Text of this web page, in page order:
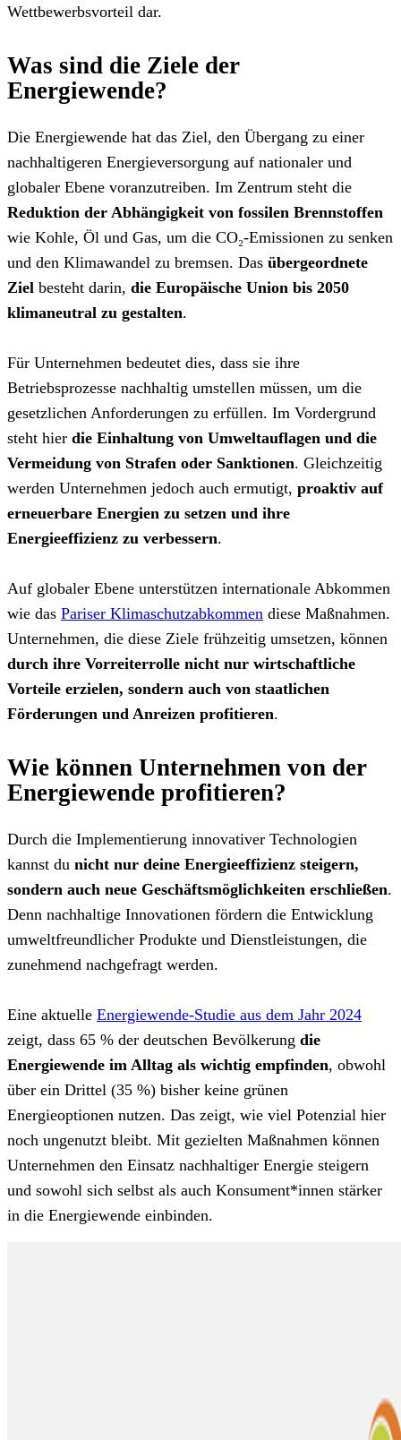
Wettbewerbsvorteil dar.
Was sind die Ziele der
Energiewende?
Die Energiewende hat das Ziel, den Übergang zu einer
nachhaltigeren Energieversorgung auf nationaler und
globaler Ebene voranzutreiben. Im Zentrum steht die
Reduktion der Abhängigkeit von fossilen Brennstoffen
wie Kohle, Öl und Gas, um die CO₂-Emissionen zu senken
und den Klimawandel zu bremsen. Das übergeordnete
Ziel besteht darin, die Europäische Union bis 2050
klimaneutral zu gestalten.
Für Unternehmen bedeutet dies, dass sie ihre
Betriebsprozesse nachhaltig umstellen müssen, um die
gesetzlichen Anforderungen zu erfüllen. Im Vordergrund
steht hier die Einhaltung von Umweltauflagen und die
Vermeidung von Strafen oder Sanktionen. Gleichzeitig
werden Unternehmen jedoch auch ermutigt, proaktiv auf
erneuerbare Energien zu setzen und ihre
Energieeffizienz zu verbessern.
Auf globaler Ebene unterstützen internationale Abkommen
wie das Pariser Klimaschutzabkommen diese Maßnahmen.
Unternehmen, die diese Ziele frühzeitig umsetzen, können
durch ihre Vorreiterrolle nicht nur wirtschaftliche
Vorteile erzielen, sondern auch von staatlichen
Förderungen und Anreizen profitieren.
Wie können Unternehmen von der
Energiewende profitieren?
Durch die Implementierung innovativer Technologien
kannst du nicht nur deine Energieeffizienz steigern,
sondern auch neue Geschäftsmöglichkeiten erschließen.
Denn nachhaltige Innovationen fördern die Entwicklung
umweltfreundlicher Produkte und Dienstleistungen, die
zunehmend nachgefragt werden.
Eine aktuelle Energiewende-Studie aus dem Jahr 2024
zeigt, dass 65 % der deutschen Bevölkerung die
Energiewende im Alltag als wichtig empfinden, obwohl
über ein Drittel (35 %) bisher keine grünen
Energieoptionen nutzen. Das zeigt, wie viel Potenzial hier
noch ungenutzt bleibt. Mit gezielten Maßnahmen können
Unternehmen den Einsatz nachhaltiger Energie steigern
und sowohl sich selbst als auch Konsument*innen stärker
in die Energiewende einbinden.